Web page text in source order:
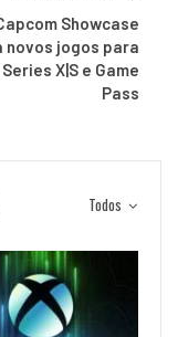
Showcase
novos jogos para
X|S e Game
Pass
Todos